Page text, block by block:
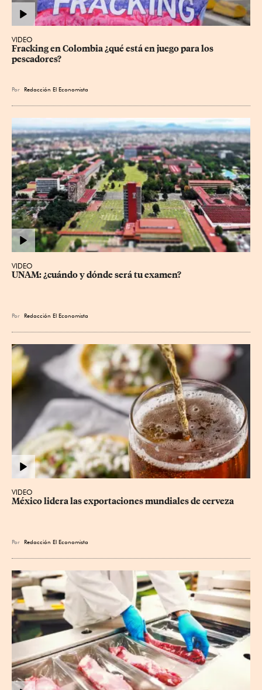
VIDEO
Fracking en Colombia ¿qué está en juego para los
pescadores?
Por Redacción El Economista
VIDEO
UNAM: ¿cuándo y dónde será tu examen?
Por Redacción El Economista
VIDEO
México lidera las exportaciones mundiales de cerveza
Por Redacción El Economista